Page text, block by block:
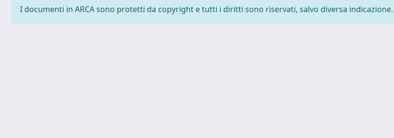
I documenti in ARCA sono protetti da copyright e tutti i diritti sono riservati, salvo diversa indicazione.